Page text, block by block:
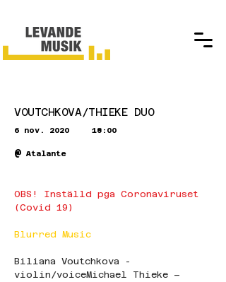
VOUTCHKOVA/THIEKE DUO
6 nov. 2020 18:00
@ Atalante
OBS! Inställd pga Coronaviruset
(Covid 19)
Blurred Music
Biliana Voutchkova -
violin/voiceMichael Thieke –